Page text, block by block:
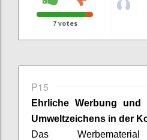
7votes
P15
Ehrliche Werbung und
Umweltzeichens in der
Das